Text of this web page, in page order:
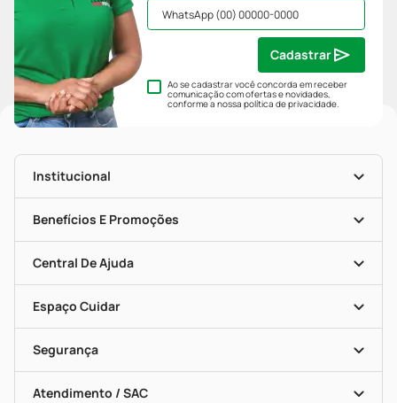
Ao se cadastrar você concorda em receber
comunicação com ofertas e novidades,
conforme a nossapolítica de privacidade.
Cadastrar
Institucional
Nossas Lojas
Mapa De Categorias
Blog Da PP
Seja Uma Loja Parceira
Benefícios E Promoções
Convênios
Programa Popular Do Brasil
Encarte De Ofertas
Dermaclub
Descontos De Laboratório (PBM)
Cupons E Ofertas
Central De Ajuda
Recompra Programada
Compras Com Receita
Alomed (tele-Entrega)
Formas De Pagamento
Troca E Devolução
Bulas De A A Z
Políticas De Marketplace
Espaço Cuidar
Serviços Farmacêuticos
Testes Rápidos
Autoteste Covid-19
Segurança
Portal Da Privacidade
Atendimento / SAC